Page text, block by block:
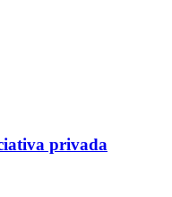
privada